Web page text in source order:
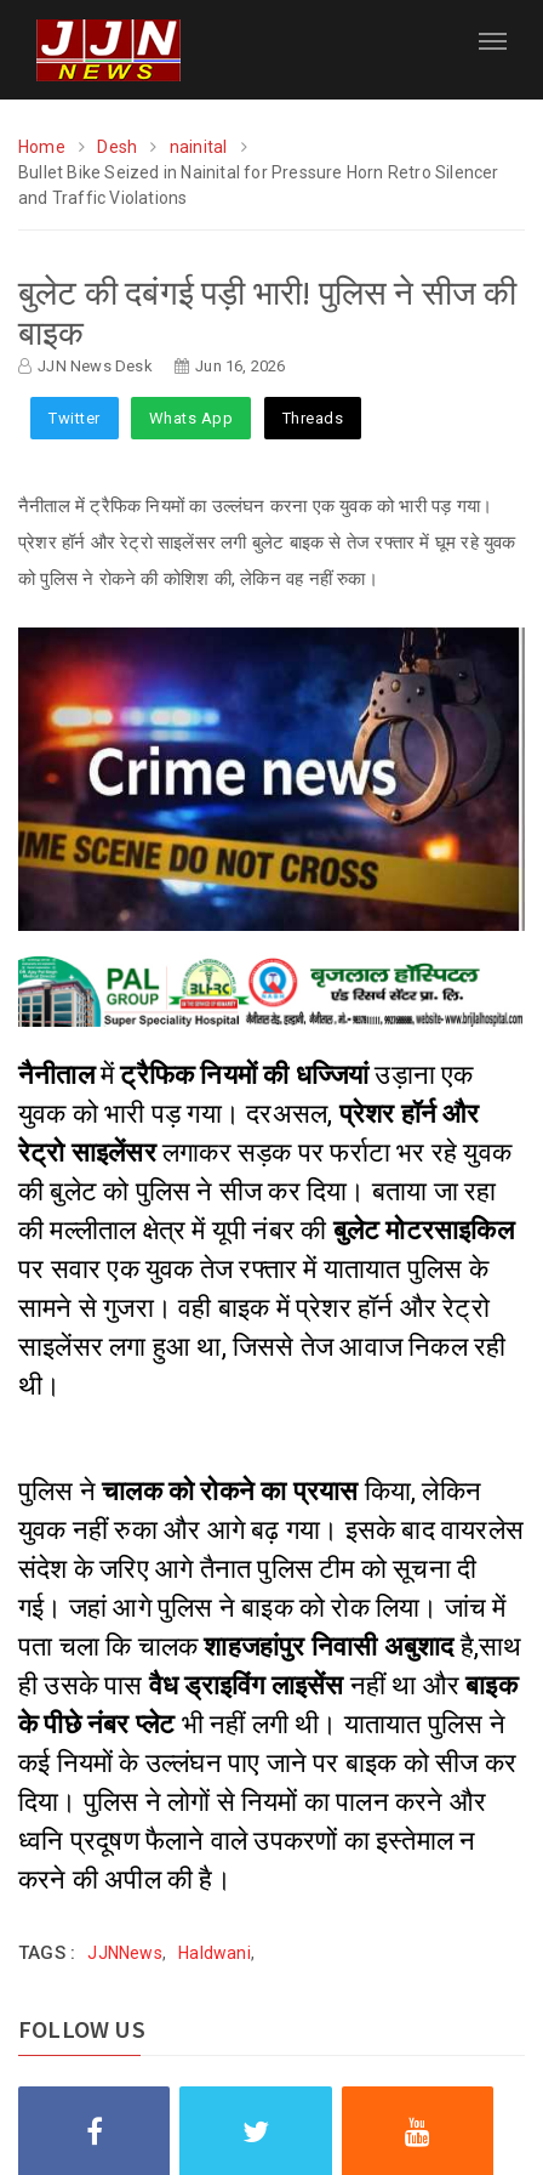
Home Desh
nainital
Bullet Bike Seized in Nainital for Pressure Horn Retro Silencer
and Traffic Violations
बुलेट की दबंगई पड़ी भारी! पुलिस ने सीज की
बाइक
JJN News Desk Jun 16, 2026
Twitter Whats App Threads
नैनीताल में ट्रैफिक नियमों का उल्लंघन करना एक युवक को भारी पड़ गया।
प्रेशर हॉर्न और रेट्रो साइलेंसर लगी बुलेट बाइक से तेज रफ्तार में घूम रहे युवक
को पुलिस ने रोकने की कोशिश की, लेकिन वह नहीं रुका।
नैनीतालमेंट्रैफिक नियमों की धज्जियांउड़ाना एक
युवक को भारी पड़ गया। दरअसल, प्रेशर हॉर्न और
रेट्रो साइलेंसरलगाकर सड़क पर फर्राटा भर रहे युवक
की बुलेट को पुलिस ने सीज कर दिया।बताया जा रहा
की मल्लीताल क्षेत्र में यूपी नंबर कीबुलेट मोटरसाइकिल
पर सवार एक युवक तेज रफ्तार में यातायात पुलिस के
सामने से गुजरा। वही बाइक में प्रेशर हॉर्न और रेट्रो
साइलेंसर लगा हुआ था, जिससे तेज आवाज निकल रही
थी।
पुलिस नेचालक को रोकने का प्रयासकिया, लेकिन
युवक नहीं रुका और आगे बढ़ गया। इसके बाद वायरलेस
संदेश के जरिए आगे तैनात पुलिस टीम को सूचना दी
गई। जहां आगे पुलिस ने बाइक को रोक लिया। जांच में
पता चला कि चालकशाहजहांपुर निवासी अबुशादहै,साथ
ही उसके पासवैध ड्राइविंग लाइसेंसनहीं था औरबाइक
के पीछे नंबर प्लेटभी नहीं लगी थी।यातायात पुलिस ने
कई नियमों के उल्लंघन पाए जाने पर बाइक को सीज कर
दिया। पुलिस ने लोगों से नियमों का पालन करने और
ध्वनि प्रदूषण फैलाने वाले उपकरणों का इस्तेमाल न
करने की अपील की है।
TAGS : JJNNews, Haldwani,
FOLLOW US